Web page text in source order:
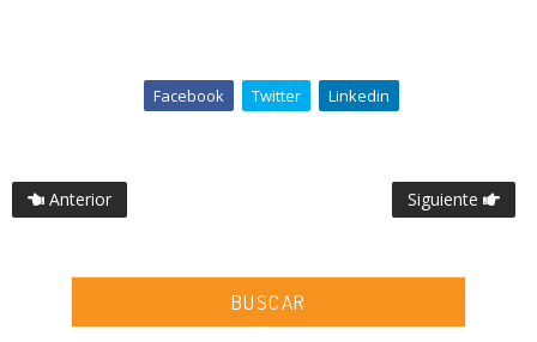
Facebook Twitter Linkedin
Anterior Siguiente
BUSCAR